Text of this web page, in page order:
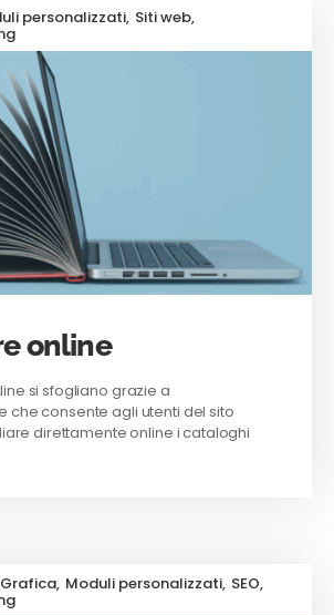
personalizzati, Siti web,
online
si sfogliano grazie a
che consente agli utenti del sito
direttamente online i cataloghi
Grafica, Moduli personalizzati, SEO,